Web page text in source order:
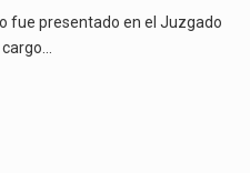
fue presentado en el Juzgado